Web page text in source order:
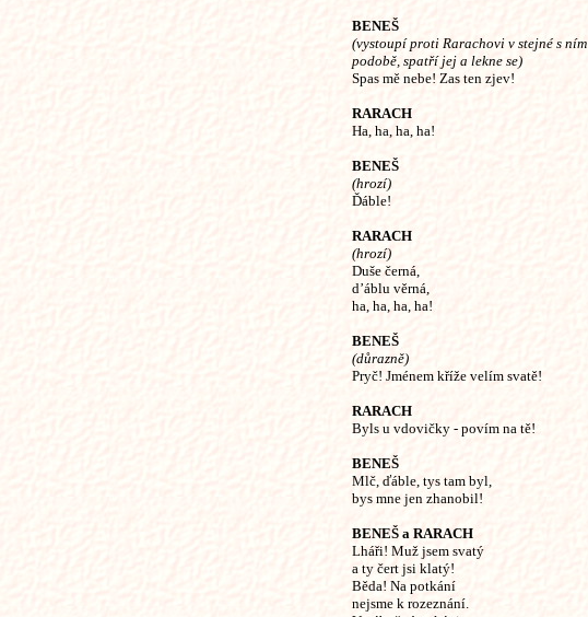
BENEŠ
(vystoupí proti Rarachovi v stejné s ním
podobě, spatří jej a lekne se)
Spas mě nebe! Zas ten zjev!
RARACH
Ha, ha, ha, ha!
BENEŠ
(hrozí)
Ďáble!
RARACH
(hrozí)
Duše černá,
d’áblu věrná,
ha, ha, ha, ha!
BENEŠ
(důrazně)
Pryč! Jménem kříže velím svatě!
RARACH
Byls u vdovičky - povím na tě!
BENEŠ
Mlč, ďáble, tys tam byl,
bys mne jen zhanobil!
BENEŠ a RARACH
Lháři! Muž jsem svatý
a ty čert jsi klatý!
Běda! Na potkání
nejsme k rozeznání.